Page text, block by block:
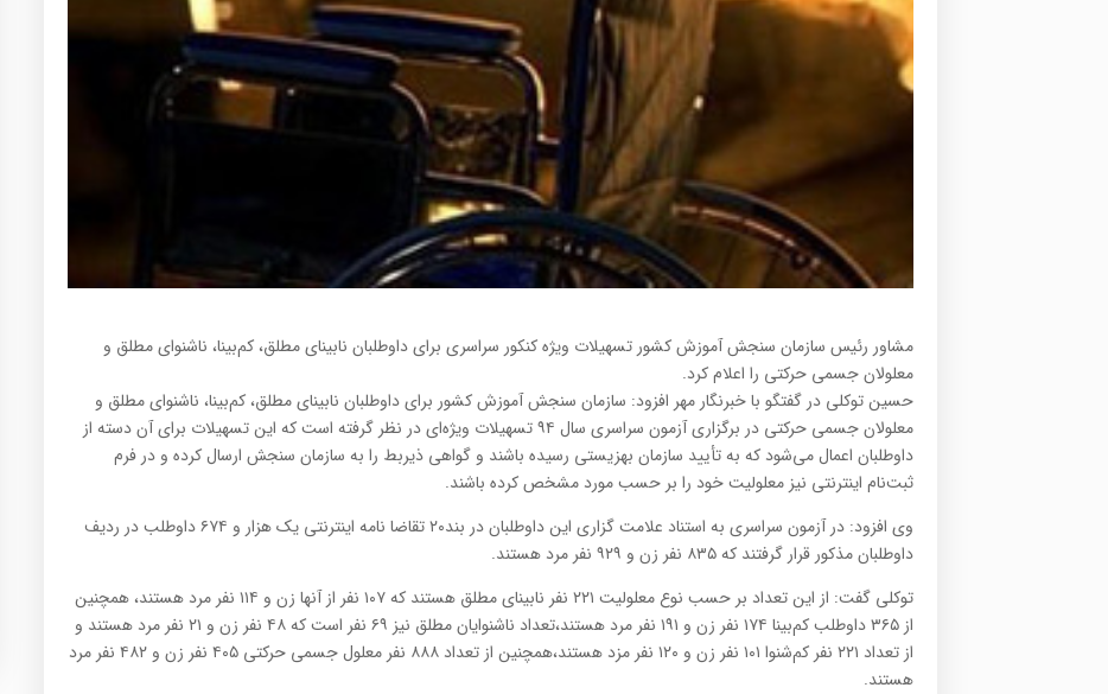
مشاور رئیس سازمان سنجش آموزش کشور تسهیلات ویژه کنکور سراسری برای داوطلبان نابینای مطلق،‌ کم‌بینا، ناشنوای مطلق و
معلولان جسمی حرکتی را اعلام کرد.
حسین توکلی در گفتگو با خبرنگار مهر افزود: سازمان سنجش آموزش کشور برای داوطلبان نابینای مطلق،‌ کم‌بینا، ناشنوای مطلق و
معلولان جسمی حرکتی در برگزاری آزمون سراسری سال ۹۴ تسهیلات ویژه‌ای در نظر گرفته است که این تسهیلات برای آن دسته از
داوطلبان اعمال می‌شود که به تأیید سازمان بهزیستی رسیده باشند و گواهی ذیربط را به سازمان سنجش ارسال کرده و در فرم
ثبت‌نام اینترنتی نیز معلولیت خود را بر حسب مورد مشخص کرده باشند.
وی افزود: در آزمون سراسری به استناد علامت گزاری این داوطلبان در بند۲۰ تقاضا نامه اینترنتی یک هزار و ۶۷۴ داوطلب در ردیف
داوطلبان مذکور قرار گرفتند که ۸۳۵ نفر زن و ۹۲۹ نفر مرد هستند.
توکلی گفت: از این تعداد بر حسب نوع معلولیت ۲۲۱ نفر نابینای مطلق هستند که ۱۰۷ نفر از آنها زن و ۱۱۴ نفر مرد هستند، همچنین
از ۳۶۵ داوطلب کم‌بینا ۱۷۴ نفر زن و ۱۹۱ نفر مرد هستند،‌تعداد ناشنوایان مطلق نیز ۶۹ نفر است که ۴۸ نفر زن و ۲۱ نفر مرد هستند و
از تعداد ۲۲۱ نفر کم‌شنوا ۱۰۱ نفر زن و ۱۲۰ نفر مزد هستند،‌همچنین از تعداد ۸۸۸ نفر معلول جسمی حرکتی ۴۰۵ نفر زن و ۴۸۲ نفر مرد
هستند.